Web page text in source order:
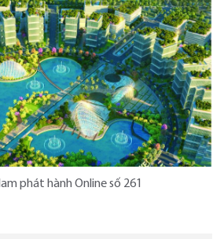
phát hành Online số 261